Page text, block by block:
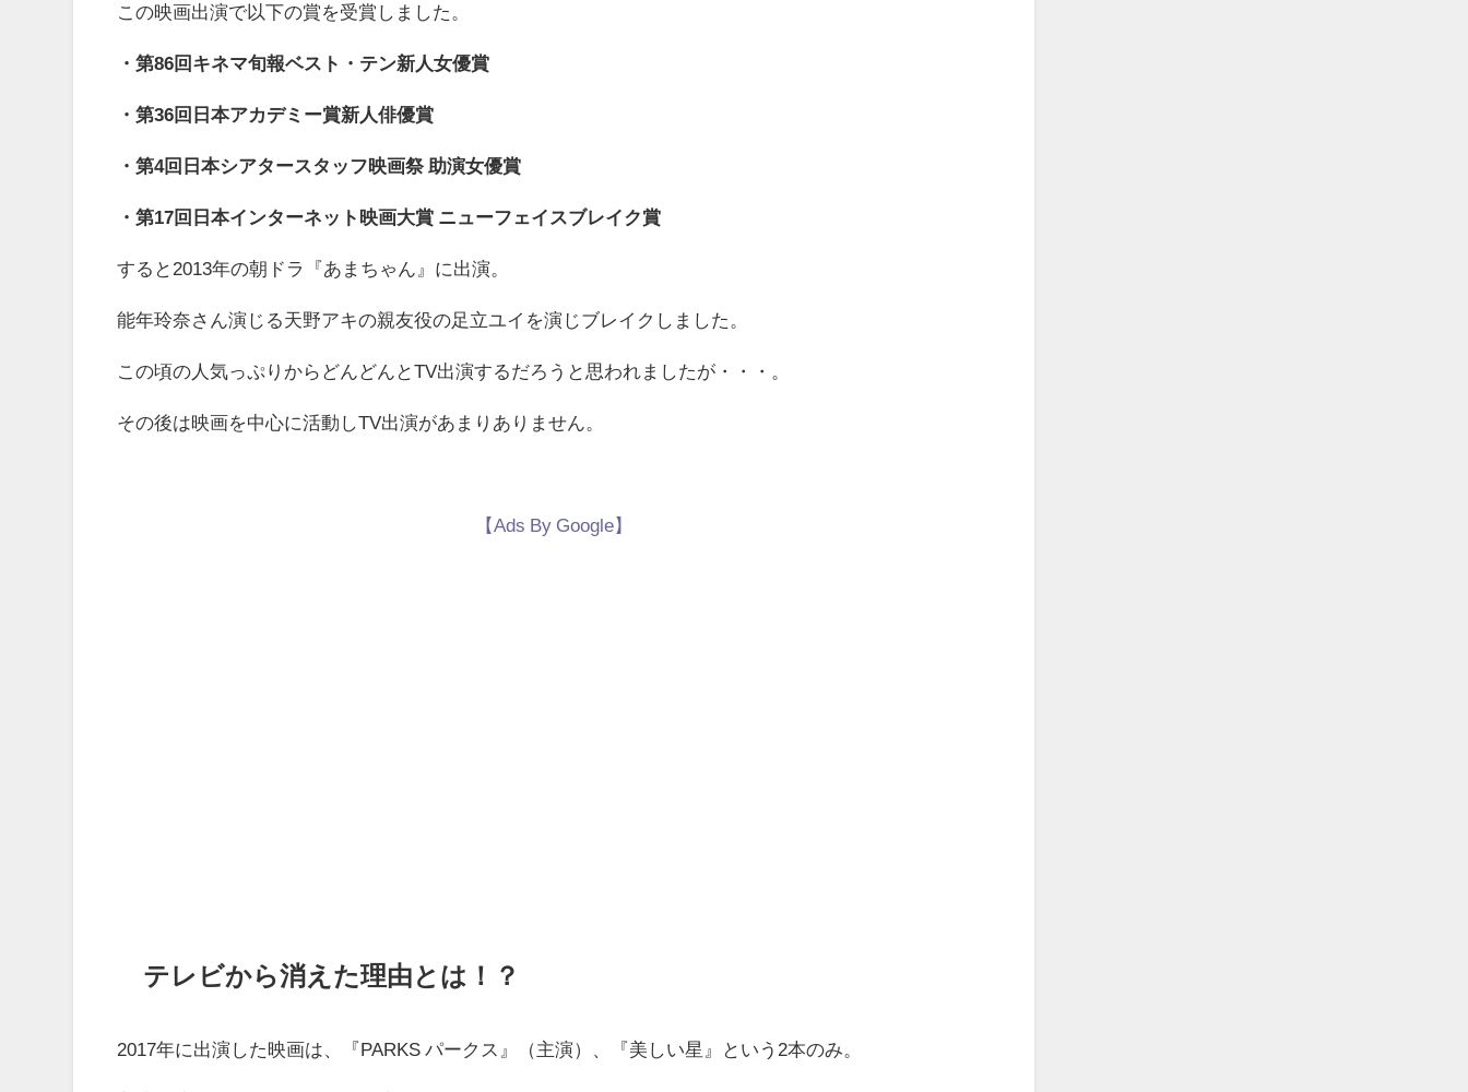
この映画出演で以下の賞を受賞しました。
・第86回キネマ旬報ベスト・テン新人女優賞
・第36回日本アカデミー賞新人俳優賞
・第4回日本シアタースタッフ映画祭 助演女優賞
・第17回日本インターネット映画大賞 ニューフェイスブレイク賞
すると2013年の朝ドラ『あまちゃん』に出演。
能年玲奈さん演じる天野アキの親友役の足立ユイを演じブレイクしました。
この頃の人気っぷりからどんどんとTV出演するだろうと思われましたが・・・。
その後は映画を中心に活動しTV出演があまりありません。
【Ads By Google】
テレビから消えた理由とは！？
2017年に出演した映画は、『PARKS パークス』（主演）、『美しい星』という2本のみ。